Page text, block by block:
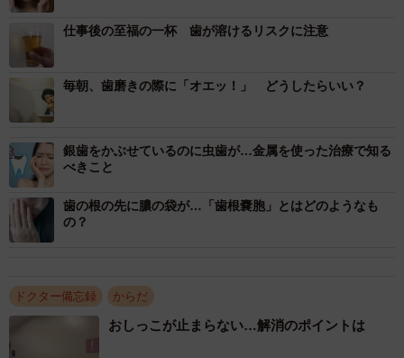
時間が長くなるため修復できず、虫歯もできやすくなりま
す。また吐くと口の中の酸を中和するために唾液をたくさ
ん出そうとし、唾液腺が腫れることもあります。吐いた直
後は歯磨きをせず、水で口をゆすぎ、口の中の状態を整え
ましょう。
冒頭の患者さんは当時心の病気を患っていらっしゃったの
ですが、歯科と並行して治療を続けられ、今はどちらも問
題がなくなったそうです。日々さまざまなストレスや不安
を感じることが多いうえにコロナ禍が長引き、心身ともに
になる症状があるような場合、お1人で苦しまず、ぜひ歯科
医院を訪れていただきたいと思います。
仕事後の至福の一杯 歯が溶けるリスクに注意
毎朝、歯磨きの際に「オエッ！」 どうしたらいい？
銀歯をかぶせているのに虫歯が…金属を使った治療で知る
べきこと
歯の根の先に膿の袋が…「歯根嚢胞」とはどのようなも
の？
ドクター備忘録 からだ
おしっこが止まらない…解消のポイントは